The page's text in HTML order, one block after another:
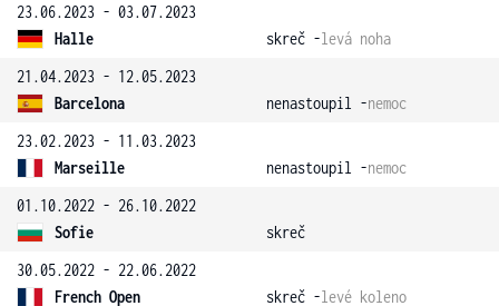
23.06.2023 - 03.07.2023
Halle
skreč -levá noha
21.04.2023 - 12.05.2023
Barcelona
nenastoupil -nemoc
23.02.2023 - 11.03.2023
Marseille
nenastoupil -nemoc
01.10.2022 - 26.10.2022
Sofie
skreč
30.05.2022 - 22.06.2022
French Open
skreč -levé koleno